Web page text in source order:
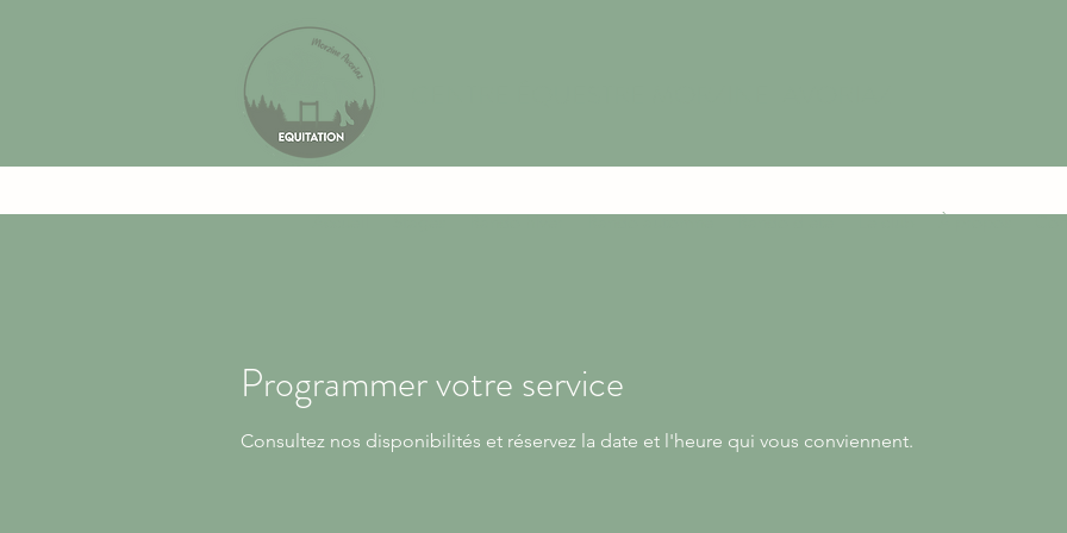
Accueil Stages Rando hiver Rando automne Rando d'été Le club À propos
Programmer votre service
Consultez nos disponibilités et réservez la date et l'heure qui vous conviennent.